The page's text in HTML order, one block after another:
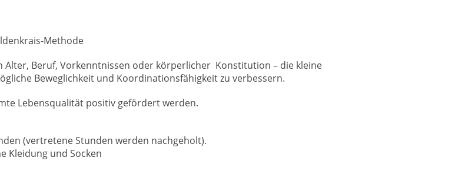
Methode
Alter, Beruf, Vorkenntnissen oder körperlicher Konstitution – die kleine
Beweglichkeit und Koordinationsfähigkeit zu verbessern.
Lebensqualität positiv gefördert werden.
(vertretene Stunden werden nachgeholt).
Kleidung und Socken